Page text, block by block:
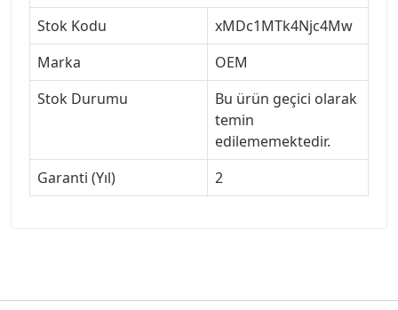
Stok Kodu
xMDc1MTk4Njc4Mw
Marka
OEM
Stok Durumu
Bu ürün geçici olarak
temin
edilememektedir.
Garanti (Yıl)
2